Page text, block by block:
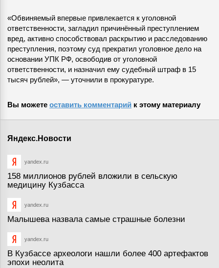
«Обвиняемый впервые привлекается к уголовной
ответственности, загладил причинённый преступлением
вред, активно способствовал раскрытию и расследованию
преступления, поэтому суд прекратил уголовное дело на
основании УПК РФ, освободив от уголовной
ответственности, и назначил ему судебный штраф в 15
тысяч рублей», — уточнили в прокуратуре.
Вы можете оставить комментарий к этому материалу
Яндекс.Новости
yandex.ru
158 миллионов рублей вложили в сельскую
медицину Кузбасса
yandex.ru
Малышева назвала самые страшные болезни
yandex.ru
В Кузбассе археологи нашли более 400 артефактов
эпохи неолита